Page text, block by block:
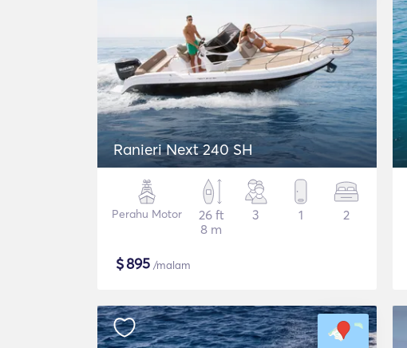
Ranieri Next 240 SH
Perahu Motor
26 ft
8 m
3 1 2
$895 /malam